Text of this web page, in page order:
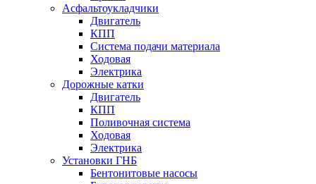
Асфальтоукладчики
Двигатель
КПП
Система подачи материала
Ходовая
Электрика
Дорожные катки
Двигатель
КПП
Поливочная система
Ходовая
Электрика
Установки ГНБ
Бентонитовые насосы